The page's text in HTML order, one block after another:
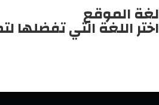
لغة الموقع
اختر اللغة التي